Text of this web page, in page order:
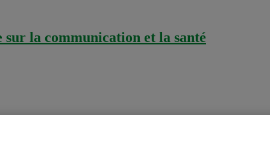
sur la communication et la santé